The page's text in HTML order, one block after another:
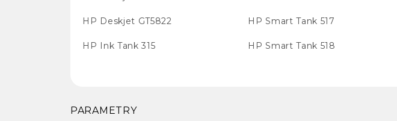
HP Deskjet GT5822
HP Ink Tank 315
HP Smart Tank 517
HP Smart Tank 518
PARAMETRY